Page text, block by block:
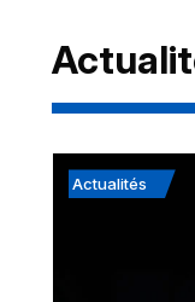
Actualités